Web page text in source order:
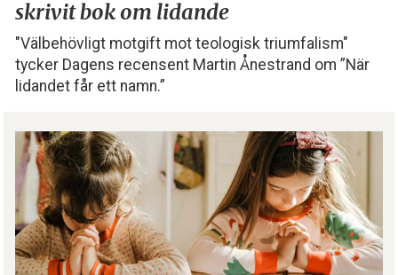
skrivit bok om lidande
"Välbehövligt motgift mot teologisk triumfalism"
tycker Dagens recensent Martin Ånestrand om ”När
lidandet får ett namn.”